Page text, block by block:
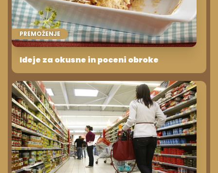
PREMOŽENJE
Ideje za okusne in poceni obroke